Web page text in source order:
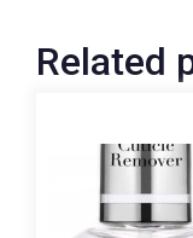
Related